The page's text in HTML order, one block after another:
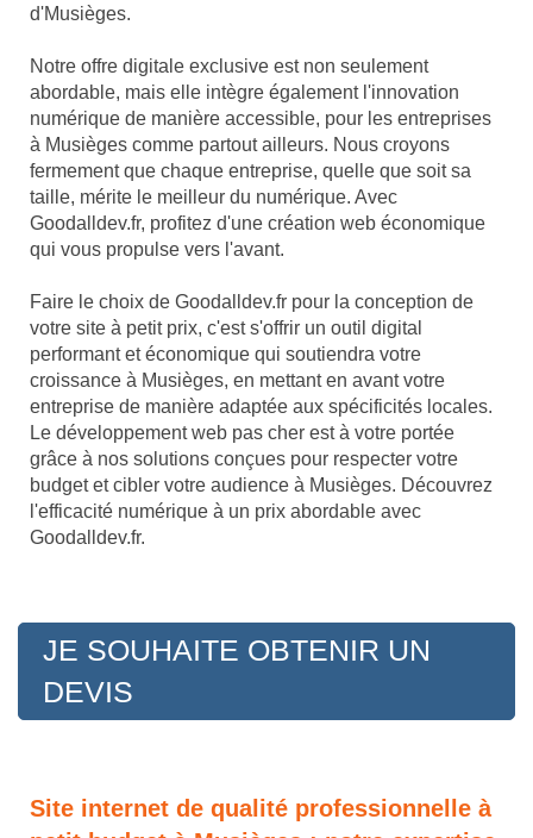
d'Musièges.
Notre offre digitale exclusive est non seulement
abordable, mais elle intègre également l'innovation
numérique de manière accessible, pour les entreprises
à Musièges comme partout ailleurs. Nous croyons
fermement que chaque entreprise, quelle que soit sa
taille, mérite le meilleur du numérique. Avec
Goodalldev.fr, profitez d'une création web économique
qui vous propulse vers l'avant.
Faire le choix de Goodalldev.fr pour la conception de
votre site à petit prix, c'est s'offrir un outil digital
performant et économique qui soutiendra votre
croissance à Musièges, en mettant en avant votre
entreprise de manière adaptée aux spécificités locales.
Le développement web pas cher est à votre portée
grâce à nos solutions conçues pour respecter votre
budget et cibler votre audience à Musièges. Découvrez
l'efficacité numérique à un prix abordable avec
Goodalldev.fr.
JE SOUHAITE OBTENIR UN
DEVIS
Site internet de qualité professionnelle à